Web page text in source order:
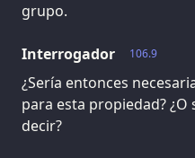
grupo.
106.9
Interrogador
¿Sería entonces
para esta propiedad?
decir?